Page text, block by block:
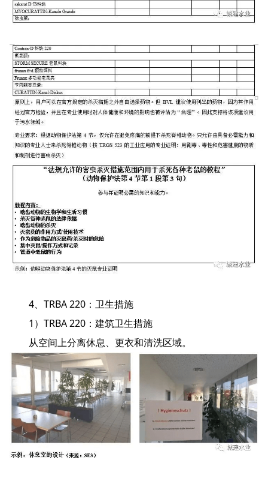
4、TRBA 220：卫生措施
1）TRBA 220：建筑卫生措施
从空间上分离休息、更衣和清洗区域。